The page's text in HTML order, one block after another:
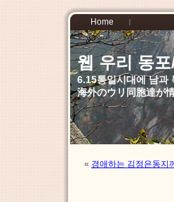
Home
웹 우리 동
6.15통일시대에 남과
海外のウリ同胞達が
« 경애하는 김정은동지